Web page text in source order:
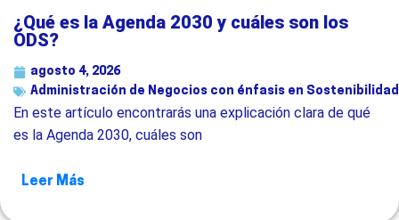
¿Qué es la Agenda 2030 y cuáles son los
ODS?
agosto 4, 2026
Administración de Negocios con énfasis en Sostenibilidad
En este artículo encontrarás una explicación clara de qué
es la Agenda 2030, cuáles son
Leer Más